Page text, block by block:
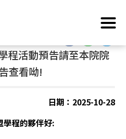
程活動預告請至本院院
查看呦!
日期：2025-10-28
學程的夥伴好: